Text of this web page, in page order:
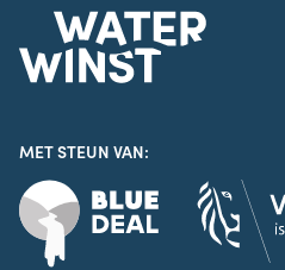
MET STEUN VAN: